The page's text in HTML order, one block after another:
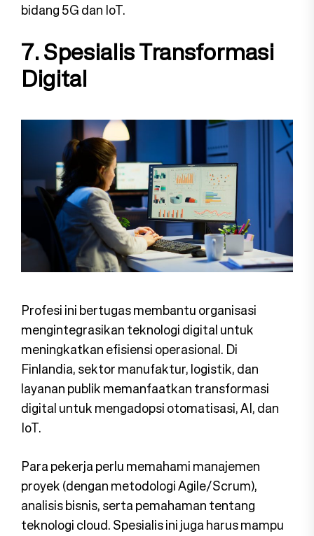
bidang 5G dan IoT.
7. Spesialis Transformasi
Digital
Profesi ini bertugas membantu organisasi
mengintegrasikan teknologi digital untuk
meningkatkan efisiensi operasional. Di
Finlandia, sektor manufaktur, logistik, dan
layanan publik memanfaatkan transformasi
digital untuk mengadopsi otomatisasi, AI, dan
IoT.
Para pekerja perlu memahami manajemen
proyek (dengan metodologi Agile/Scrum),
analisis bisnis, serta pemahaman tentang
teknologi cloud. Spesialis ini juga harus mampu